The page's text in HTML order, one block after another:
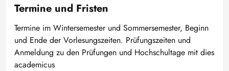
Termine und Fristen
Termine im Wintersemester und Sommersemester, Beginn
und Ende der Vorlesungszeiten. Prüfungszeiten und
Anmeldung zu den Prüfungen und Hochschultage mit dies
academicus